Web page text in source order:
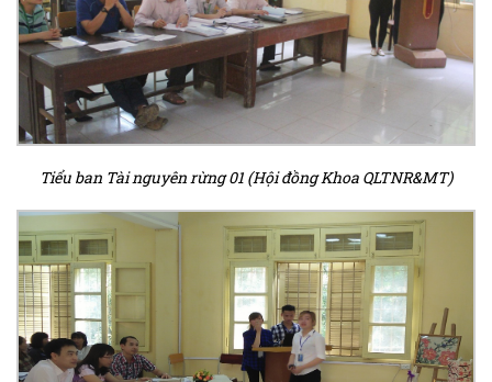
Tiểu ban Tài nguyên rừng 01 (Hội đồng Khoa QLTNR&MT)